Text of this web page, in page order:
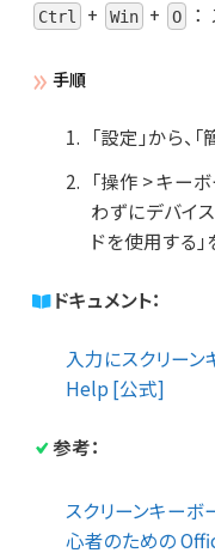
Ctrl + Win + O ：
手順
「設定」から、
「操作 > キー
わずにデバイ
ドを使用する
ドキュメント：
入力にスクリー
Help [公式]
参考：
スクリーンキーボ
心者のための